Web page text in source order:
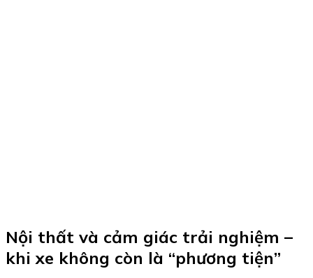
Nội thất và cảm giác trải nghiệm –
khi xe không còn là “phương tiện”